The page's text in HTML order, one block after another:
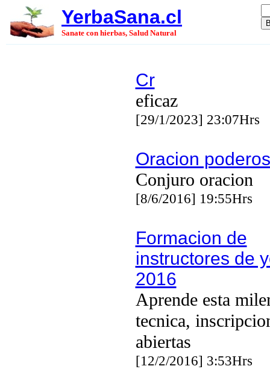
YerbaSana.cl
Sanate con hierbas, Salud Natural
Cr
eficaz
[29/1/2023] 23:07Hrs
Oracion
Conjuro oracion
[8/6/2016] 19:55Hrs
Formacion de
instructores de
2016
Aprende esta
tecnica,
abiertas
[12/2/2016] 3:53Hrs